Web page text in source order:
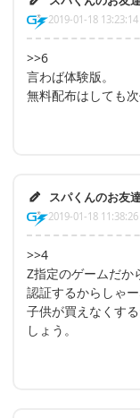
2019-01-18 13:23:14
>>6
言わば体験版。
無料配布はしても
スパくんのお友
2019-01-18 11:38:26
>>4
Z指定のゲームだか
認証するからしゃー
子供が買えなくす
しょう。